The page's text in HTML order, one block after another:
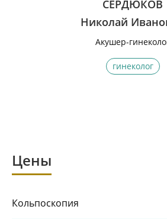
СЕРДЮКОВ
Николай
Акушер-
гинеколог
Цены
Кольпоскопия